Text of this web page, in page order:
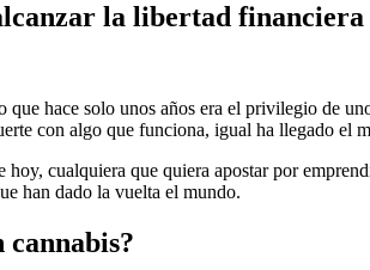
la libertad financiera
que hace solo unos años era el privilegio de
con algo que funciona, igual ha llegado el
cualquiera que quiera apostar por
han dado la vuelta el mundo.
cannabis?